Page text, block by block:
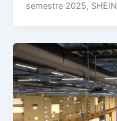
semestre 2025, SHEIN